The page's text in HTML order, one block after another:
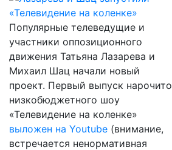
Популярные телеведущие и
участники оппозиционного
движения Татьяна Лазарева и
Михаил Шац начали новый
проект. Первый выпуск нарочито
низкобюджетного шоу
«Телевидение на коленке»
выложен на Youtube (внимание,
встречается ненормативная